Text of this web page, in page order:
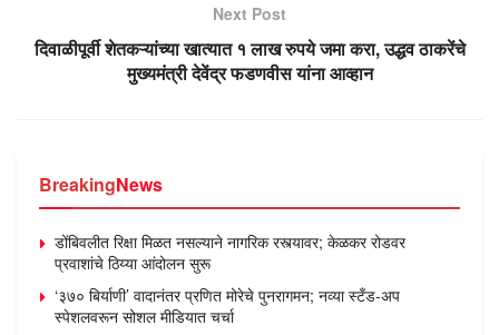
Next Post
दिवाळीपूर्वी शेतकऱ्यांच्या खात्यात १ लाख रुपये जमा करा, उद्धव ठाकरेंचे
मुख्यमंत्री देवेंद्र फडणवीस यांना आव्हान
BreakingNews
डोंबिवलीत रिक्षा मिळत नसल्याने नागरिक रस्त्यावर; केळकर रोडवर
प्रवाशांचे ठिय्या आंदोलन सुरू
‘३७० बिर्याणी’ वादानंतर प्रणित मोरेचे पुनरागमन; नव्या स्टँड-अप
स्पेशलवरून सोशल मीडियात चर्चा